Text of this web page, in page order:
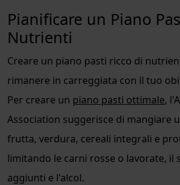
Pianificare un Piano
Nutrienti
Creare un piano pasti ricco di
rimanere in carreggiata con il tuo
Per creare un piano pasti ottimale,
Association suggerisce di mangiare
frutta, verdura, cereali integrali e
limitando le carni rosse o lavorate, il
aggiunti e l'alcol.